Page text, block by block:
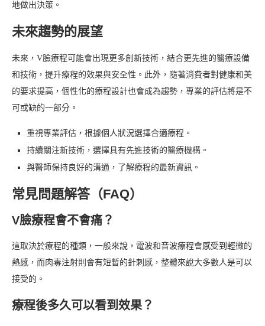
地做出決策。
未來趨勢的展望
未來，V臉療程可能會出現更多創新技術，結合更先進的醫療設備
和技術，提升療程的效果與安全性。此外，隨著消費者對健康和美
的要求提高，個性化的療程設計也會成為趨勢，專業的評估將是不
可或缺的一部分。
重視專業評估，根據個人狀況選擇合適療程。
持續關注新技術，選擇具有先進技術的醫療機構。
與醫師保持良好的溝通，了解療程的最新資訊。
常見問題解答（FAQ）
V臉療程會不會痛？
這取決於療程的種類，一般來說，電波和音波療程會感受到輕微的
熱感，而肉毒注射則會有短暫的針刺感，整體來說大多數人是可以
接受的。
療程後多久可以看到效果？